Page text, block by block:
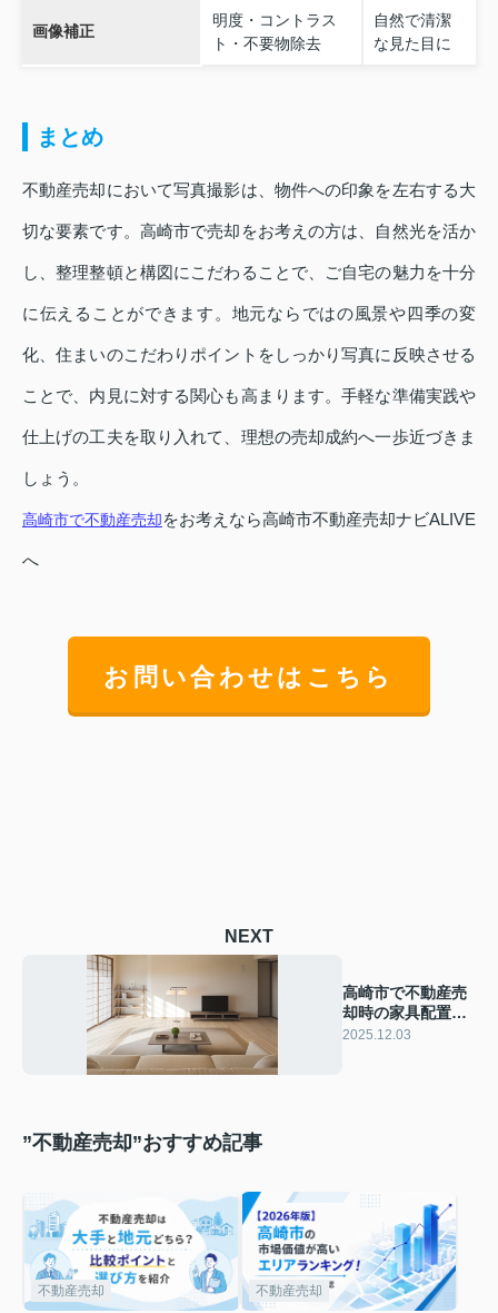
画像補正
明度・コントラス
ト・不要物除去
自然で清潔
な見た目に
まとめ
不動産売却において写真撮影は、物件への印象を左右する大
切な要素です。高崎市で売却をお考えの方は、自然光を活か
し、整理整頓と構図にこだわることで、ご自宅の魅力を十分
に伝えることができます。地元ならではの風景や四季の変
化、住まいのこだわりポイントをしっかり写真に反映させる
ことで、内見に対する関心も高まります。手軽な準備実践や
仕上げの工夫を取り入れて、理想の売却成約へ一歩近づきま
しょう。
高崎市で不動産売却をお考えなら高崎市不動産売却ナビALIVE
へ
お問い合わせはこちら
NEXT
高崎市で不動産売
却時の家具配置は
どうする？内覧時
2025.12.03
”不動産売却”おすすめ記事
不動産売却 不動産売却